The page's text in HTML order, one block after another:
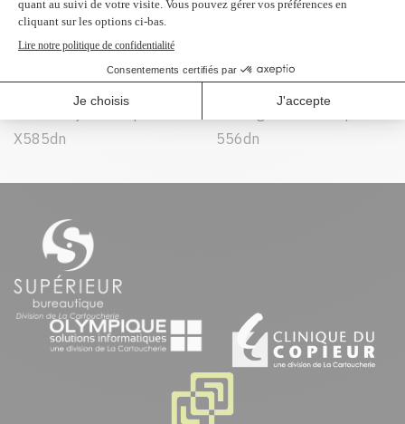
Peut être utilisé dans :
X585dn
HP PageWide Enterprise
556dn